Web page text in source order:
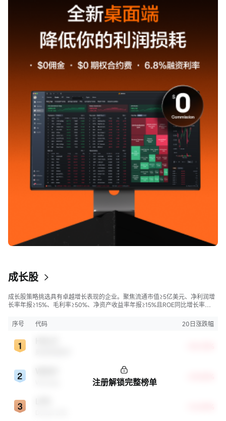
成长股
成长股策略挑选具有卓越增长表现的企业。聚焦流通市值≥5亿美元、净利润增
长率年报≥15%、毛利率≥50%、净资产收益率年报≥15%且ROE同比增长率
序号
代码 20日涨跌幅
注册解锁完整榜单